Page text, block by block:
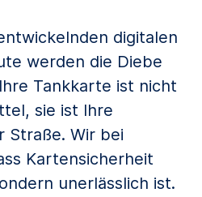
digitalen
werden die Diebe
Tankkarte ist nicht
sie ist Ihre
Straße. Wir bei
Kartensicherheit
unerlässlich ist.